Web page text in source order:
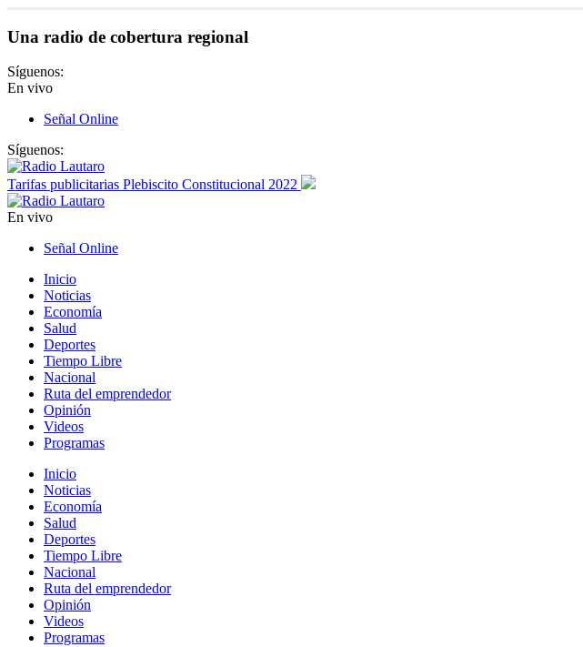
Una radio de cobertura regional
Síguenos:
En vivo
Señal Online
Síguenos:
Tarifas publicitarias Plebiscito Constitucional 2022
En vivo
Señal Online
Inicio
Noticias
Economía
Salud
Deportes
Tiempo Libre
Nacional
Ruta del emprendedor
Opinión
Videos
Programas
Inicio
Noticias
Economía
Salud
Deportes
Tiempo Libre
Nacional
Ruta del emprendedor
Opinión
Videos
Programas